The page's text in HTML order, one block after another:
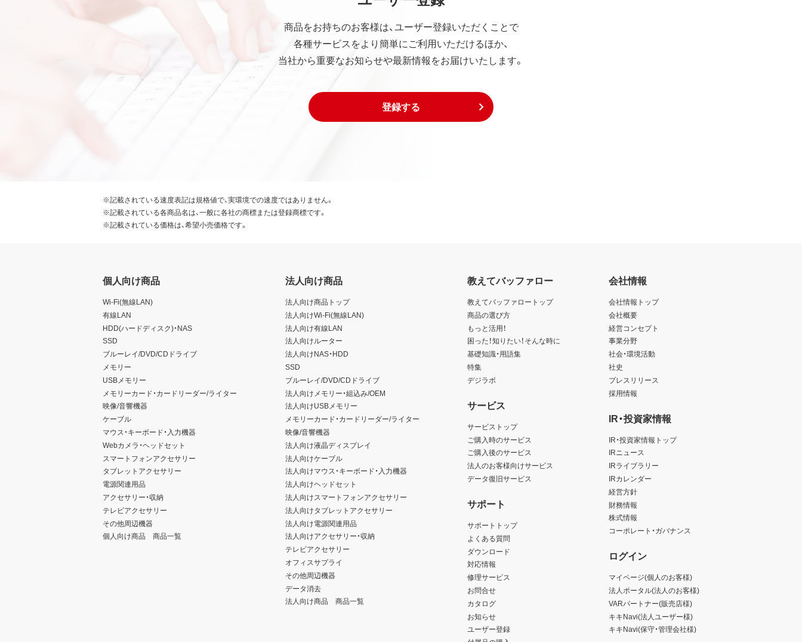
商品をお持ちのお客様は、ユーザー登録いただくことで
各種サービスをより簡単にご利用いただけるほか、
当社から重要なお知らせや最新情報をお届けいたします。
登録する
※記載されている速度表記は規格値で、実環境での速度ではありません。
※記載されている各商品名は、一般に各社の商標または登録商標です。
※記載されている価格は、希望小売価格です。
個人向け商品
Wi-Fi(無線LAN)
有線LAN
HDD(ハードディスク)・NAS
SSD
ブルーレイ/DVD/CDドライブ
メモリー
USBメモリー
メモリーカード・カードリーダー/ライター
映像/音響機器
ケーブル
マウス・キーボード・入力機器
Webカメラ・ヘッドセット
スマートフォンアクセサリー
タブレットアクセサリー
電源関連用品
アクセサリー・収納
テレビアクセサリー
その他周辺機器
個人向け商品 商品一覧
法人向け商品
法人向け商品トップ
法人向けWi-Fi(無線LAN)
法人向け有線LAN
法人向けルーター
法人向けNAS・HDD
SSD
ブルーレイ/DVD/CDドライブ
法人向けメモリー・組込み/OEM
法人向けUSBメモリー
メモリーカード・カードリーダー/ライター
映像/音響機器
法人向け液晶ディスプレイ
法人向けケーブル
法人向けマウス・キーボード・入力機器
法人向けヘッドセット
法人向けスマートフォンアクセサリー
法人向けタブレットアクセサリー
法人向け電源関連用品
法人向けアクセサリー・収納
テレビアクセサリー
オフィスサプライ
その他周辺機器
データ消去
法人向け商品 商品一覧
教えてバッファロー
教えてバッファロートップ
商品の選び方
もっと活用！
困った！知りたい！そんな時に
基礎知識・用語集
特集
デジラボ
サービス
サービストップ
ご購入時のサービス
ご購入後のサービス
法人のお客様向けサービス
データ復旧サービス
サポート
サポートトップ
よくある質問
ダウンロード
対応情報
修理サービス
お問合せ
カタログ
お知らせ
ユーザー登録
会社情報
会社情報トップ
会社概要
経営コンセプト
事業分野
社会・環境活動
社史
プレスリリース
採用情報
IR・投資家情報
IR・投資家情報トップ
IRニュース
IRライブラリー
IRカレンダー
経営方針
財務情報
株式情報
コーポレート・ガバナンス
ログイン
マイページ(個人のお客様)
法人ポータル(法人のお客様)
VARパートナー(販売店様)
キキNavi(法人ユーザー様)
キキNavi(保守・管理会社様)